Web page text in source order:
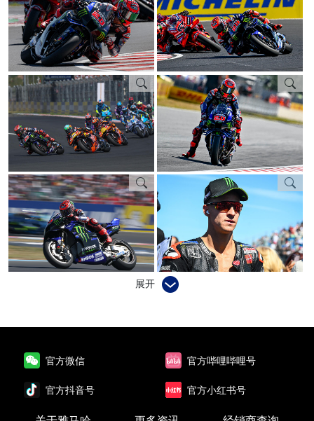
展开
官方微信 官方哔哩哔哩号
官方抖音号 官方小红书号